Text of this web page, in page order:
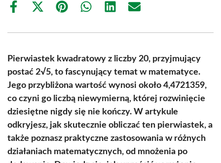
Share
Share
(Twitter)
Share Share Share Share
Pierwiastek kwadratowy z liczby 20, przyjmujący
postać 2√5, to fascynujący temat w matematyce.
Jego przybliżona wartość wynosi około 4,4721359,
co czyni go liczbą niewymierną, której rozwinięcie
dziesiętne nigdy się nie kończy. W artykule
odkryjesz, jak skutecznie obliczać ten pierwiastek, a
także poznasz praktyczne zastosowania w różnych
działaniach matematycznych, od mnożenia po